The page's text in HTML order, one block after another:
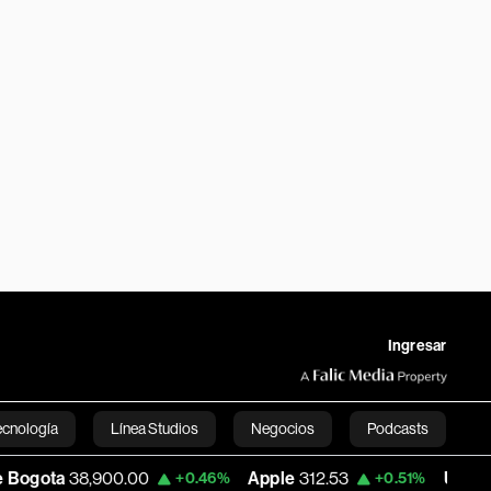
Ingresar
Línea Studios Negocios Podcasts
English+0.46% Apple 312.53 +0.51% USD COP